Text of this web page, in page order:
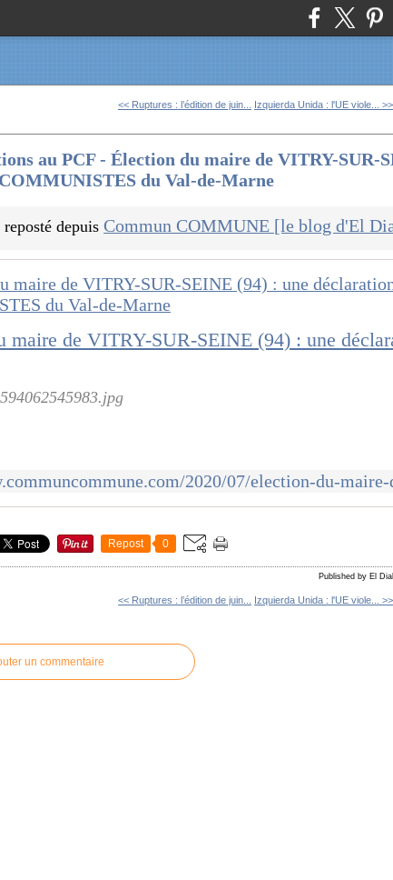
<< Ruptures : l’édition de juin... Izquierda Unida : l'UE viole... >>
au PCF - Élection du maire de VITRY-SUR-
du Val-de-Marne
reposté depuisCommun COMMUNE [le blog d'El
Repost 0
Published by El
<< Ruptures : l’édition de juin... Izquierda Unida : l'UE viole... >>
un commentaire